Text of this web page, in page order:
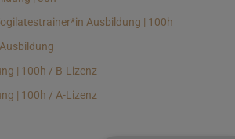
Ausbildung | 100h
| 100h / B-Lizenz
| 100h / A-Lizenz